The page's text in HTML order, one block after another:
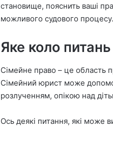
становище, пояснить ваші
можливого судового процесу.
Яке коло
Сімейне право – це область
Сімейний юрист може
розлученням, опікою над
Ось деякі питання, які може